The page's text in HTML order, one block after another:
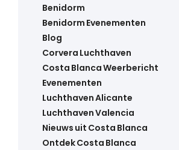
Benidorm
Benidorm Evenementen
Blog
Corvera Luchthaven
Costa Blanca Weerbericht
Evenementen
Luchthaven Alicante
Luchthaven Valencia
Nieuws uit Costa Blanca
Ontdek Costa Blanca